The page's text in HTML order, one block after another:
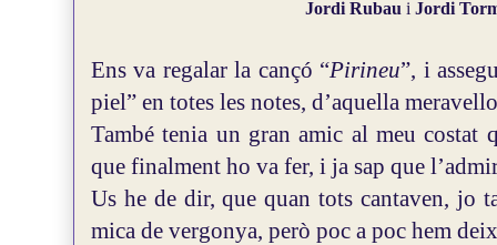
Jordi Rubau i Jordi
Ens va regalar la cançó “Pirineu”, i
piel” en totes les notes, d’aquella
També tenia un gran amic al meu costat
que finalment ho va fer, i ja sap que
Us he de dir, que quan tots cantaven, jo
mica de vergonya, però poc a poc hem